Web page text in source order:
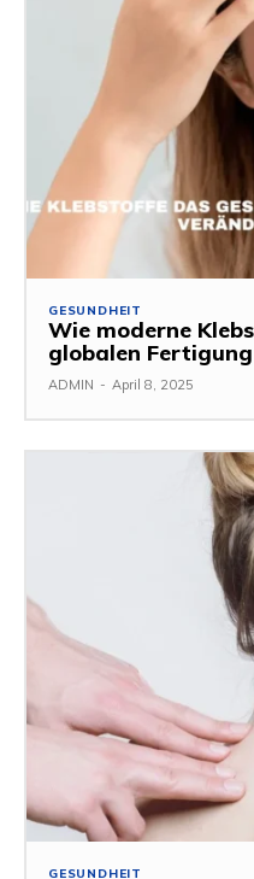
GESUNDHEIT
Wie moderne
globalen
ADMIN - April 8, 2025
GESUNDHEIT